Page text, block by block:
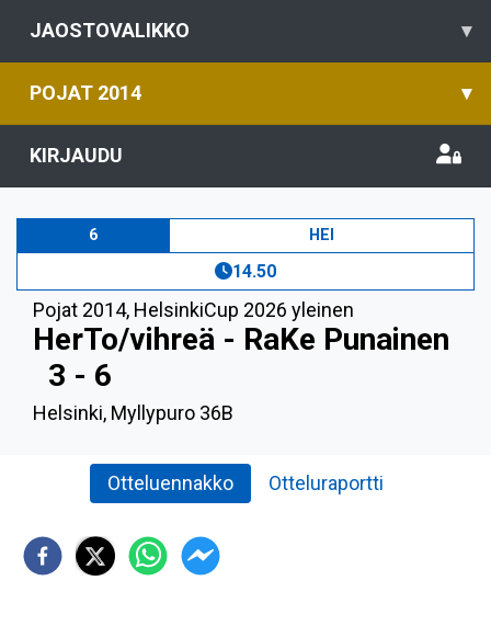
JAOSTOVALIKKO ▾
POJAT 2014 ▾
KIRJAUDU
6 HEI
14.50
Pojat 2014, HelsinkiCup 2026 yleinen
HerTo/vihreä - RaKe Punainen
3 - 6
Helsinki, Myllypuro 36B
Otteluennakko Otteluraportti